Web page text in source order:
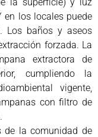
en los locales puede
Los baños y aseos
forzada. La
extractora de
cumpliendo la
vigente,
con filtro de
de la comunidad de